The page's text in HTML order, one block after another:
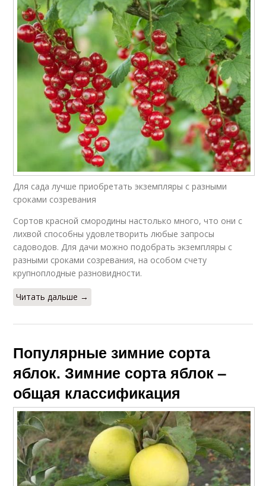
Для сада лучше приобретать экземпляры с разными
сроками созревания
Сортов красной смородины настолько много, что они с
лихвой способны удовлетворить любые запросы
садоводов. Для дачи можно подобрать экземпляры с
разными сроками созревания, на особом счету
крупноплодные разновидности.
Читать дальше →
Популярные зимние сорта
яблок. Зимние сорта яблок –
общая классификация